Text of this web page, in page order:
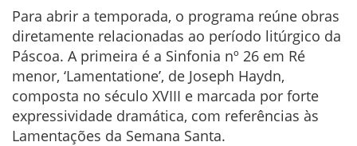
Para abrir a temporada, o programa reúne obras
diretamente relacionadas ao período litúrgico da
Páscoa. A primeira é a Sinfonia nº 26 em Ré
menor, ‘Lamentatione’, de Joseph Haydn,
composta no século XVIII e marcada por forte
expressividade dramática, com referências às
Lamentações da Semana Santa.